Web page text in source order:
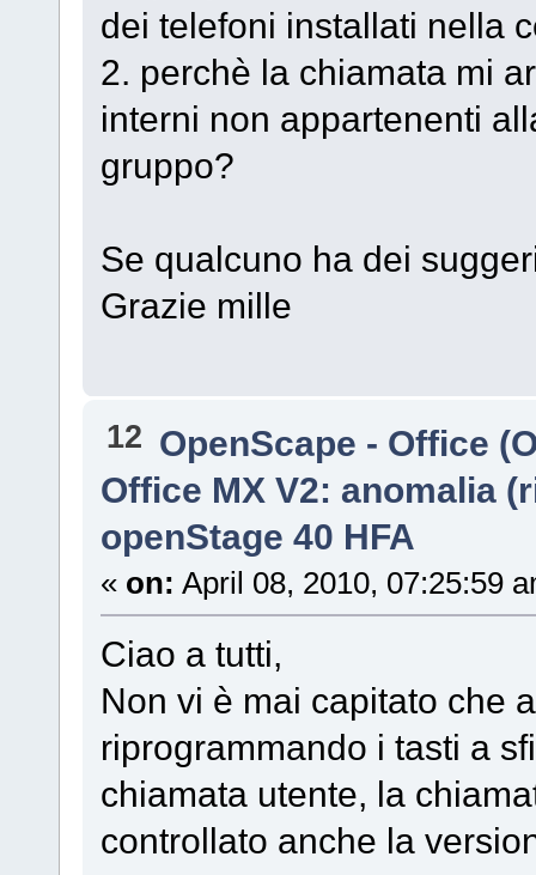
dei telefoni installati nella
2. perchè la chiamata mi
interni non appartenenti
gruppo?
Se qualcuno ha dei
Grazie mille
12 OpenScape - Office
Office MX V2: anomalia
openStage 40 HFA
« on: April 08, 2010, 07:25:59
Ciao a tutti,
Non vi è mai capitato che
riprogrammando i tasti a
chiamata utente, la
controllato anche la